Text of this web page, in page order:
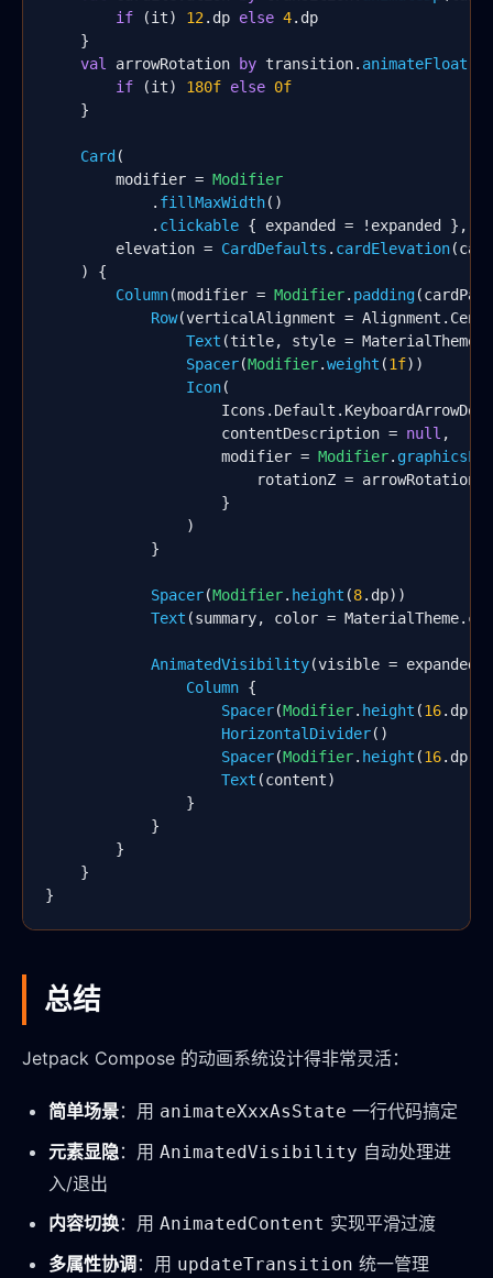
if (it) 12 .dp else 4.dp
    }
val
arrowRotation by transition. animateFloat
if (it) 180f else 0f
    }
Card (
        modifier =
Modifier
            .
fillMaxWidth()
            .
clickable { expanded = !expanded },
        elevation =
CardDefaults . cardElevation
    ) {
Column(modifier = Modifier. padding
Row(verticalAlignment =
Text (title, style =
Spacer(Modifier.weight (1f))
Icon(
                    contentDescription =
null ,
                    modifier =
Modifier.
                        rotationZ = arrowRotation
                    }
                )
            }
Spacer(Modifier. height (8.dp))
Text (summary, color =
AnimatedVisibility(visible =
Column {
Spacer(Modifier. height (16.dp))
HorizontalDivider()
Spacer(Modifier. height (16.dp))
Text (content)
                }
            }
        }
    }
}
总结
Jetpack Compose 的动画系统设计得非常灵活：
简单场景：用 animateXxxAsState 一行代码搞定
元素显隐：用 AnimatedVisibility 自动处理进
入/退出
内容切换：用 AnimatedContent 实现平滑过渡
多属性协调 ：用 updateTransition 统一管理